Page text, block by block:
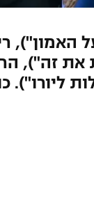
את זה"),
ליורו").